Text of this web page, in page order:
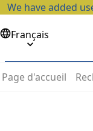
We have added
Français
Page d'accueil